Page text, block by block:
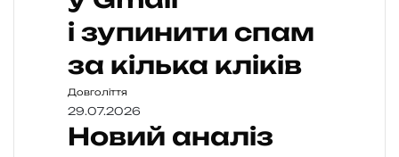
і зупинити спам
за кілька кліків
Довголіття
29.07.2026
Новий аналіз